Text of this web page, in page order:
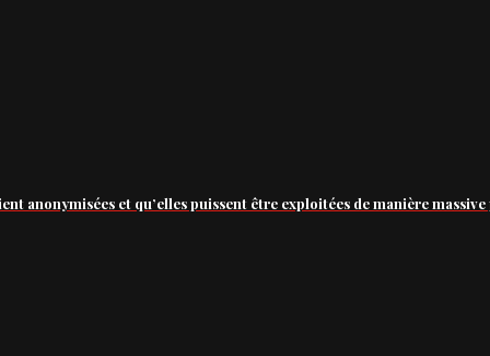
anonymisées et qu’elles puissent être exploitées de manière